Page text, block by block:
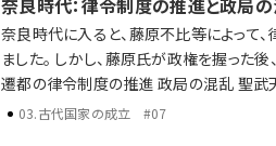
奈良時代：律令制度の推進と政局
奈良時代に入ると、藤原不比等によって
ました。 しかし、藤原氏が政権を握った後、天然痘の流行や政治的な混乱によって、情勢は乱れていきます。 平城京への
遷都の律令制度の推進 政局の混乱 聖武天皇の鎮護国家思想と大仏造立 歴史年表だけでは語り尽くせない彼らの野
望、戦略、そして後の時代への影響を、ラ
03.古代国家の成立 #07